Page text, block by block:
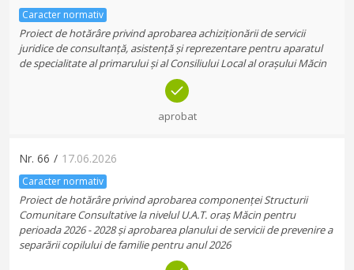
Caracter normativ
Proiect de hotărâre privind aprobarea achiziționării de servicii
juridice de consultanță, asistență și reprezentare pentru aparatul
de specialitate al primarului și al Consiliului Local al orașului Măcin
aprobat
Nr. 66 / 17.06.2026
Caracter normativ
Proiect de hotărâre privind aprobarea componenței Structurii
Comunitare Consultative la nivelul U.A.T. oraș Măcin pentru
perioada 2026 - 2028 și aprobarea planului de servicii de prevenire a
separării copilului de familie pentru anul 2026